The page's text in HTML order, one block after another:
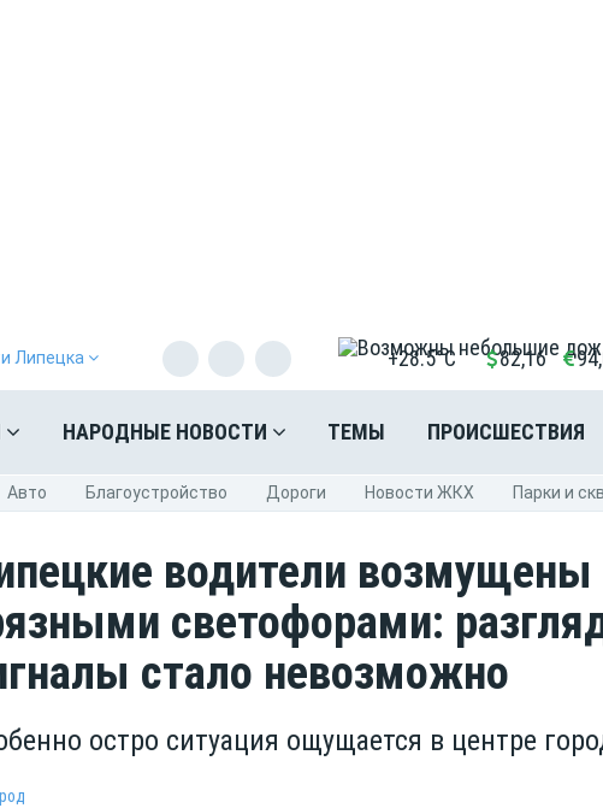
Липецка +28.5°C 82,16
НАРОДНЫЕ НОВОСТИ ТЕМЫ ПРОИСШЕСТВИЯ
Авто Благоустройство Дороги Новости ЖКХ Парки и
водители возмущены
светофорами:
стало невозможно
остро ситуация ощущается в центре